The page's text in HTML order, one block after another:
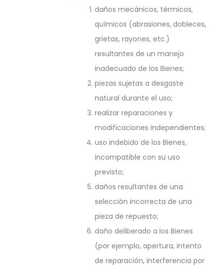
daños mecánicos, térmicos,
químicos (abrasiones, dobleces,
grietas, rayones, etc.)
resultantes de un manejo
inadecuado de los Bienes;
piezas sujetas a desgaste
natural durante el uso;
realizar reparaciones y
modificaciones independientes;
uso indebido de los Bienes,
incompatible con su uso
previsto;
daños resultantes de una
selección incorrecta de una
pieza de repuesto;
daño deliberado a los Bienes
(por ejemplo, apertura, intento
de reparación, interferencia por